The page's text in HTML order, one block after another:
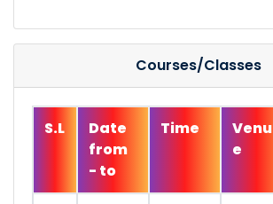
Courses/Classes
S.L
Date
from
- to
Time
Venu
e